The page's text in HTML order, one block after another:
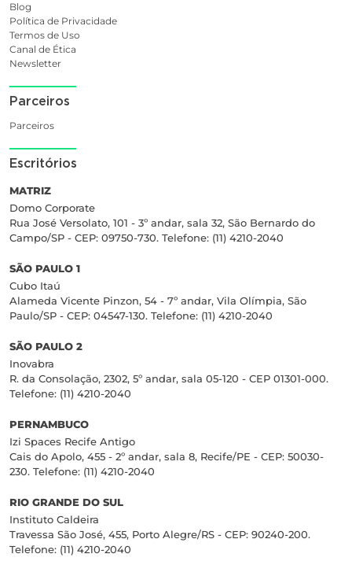
Blog
Política de Privacidade
Termos de Uso
Canal de Ética
Newsletter
Parceiros
Parceiros
Escritórios
MATRIZ
Domo Corporate
Rua José Versolato, 101 - 3º andar, sala 32, São Bernardo do
Campo/SP - CEP: 09750-730. Telefone: (11) 4210-2040
SÃO PAULO 1
Cubo Itaú
Alameda Vicente Pinzon, 54 - 7º andar, Vila Olímpia, São
Paulo/SP - CEP: 04547-130. Telefone: (11) 4210-2040
SÃO PAULO 2
Inovabra
R. da Consolação, 2302, 5º andar, sala 05-120 - CEP 01301-000.
Telefone: (11) 4210-2040
PERNAMBUCO
Izi Spaces Recife Antigo
Cais do Apolo, 455 - 2º andar, sala 8, Recife/PE - CEP: 50030-
230. Telefone: (11) 4210-2040
RIO GRANDE DO SUL
Instituto Caldeira
Travessa São José, 455, Porto Alegre/RS - CEP: 90240-200.
Telefone: (11) 4210-2040